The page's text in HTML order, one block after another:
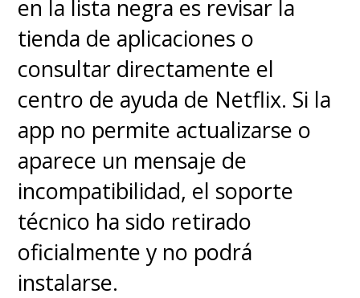
en la lista negra es revisar la
tienda de aplicaciones o
consultar directamente el
centro de ayuda de Netflix. Si la
app no permite actualizarse o
aparece un mensaje de
incompatibilidad, el soporte
técnico ha sido retirado
oficialmente y no podrá
instalarse.